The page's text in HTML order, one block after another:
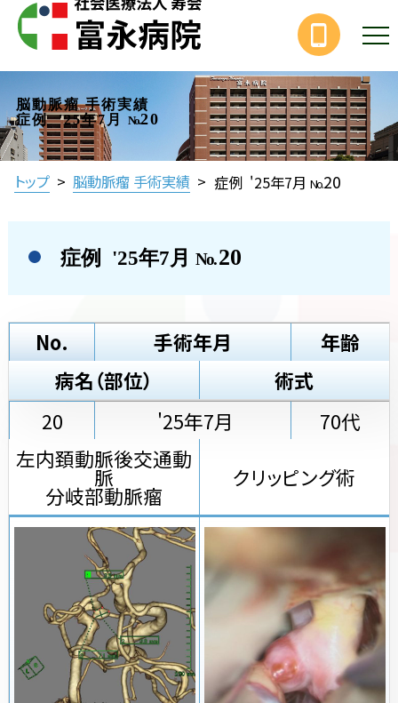
脳動脈瘤 手術実績
症例 '25年7月
No.20
トップ > 脳動脈瘤 手術実績 > 症例 '25年7月 No.20
症例 '25年7月 No.20
No. 手術年月
年齢
病名（部位）
術式
20
'25年7月
70代
左内頚動脈後交通動
脈
分岐部動脈瘤
クリッピング術